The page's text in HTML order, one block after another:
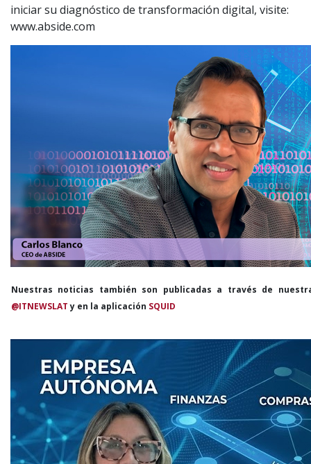
iniciar su diagnóstico de transformación digital, visite:
www.abside.com
Nuestras noticias también son publicadas a través de
@ITNEWSLATy en la aplicación SQUID